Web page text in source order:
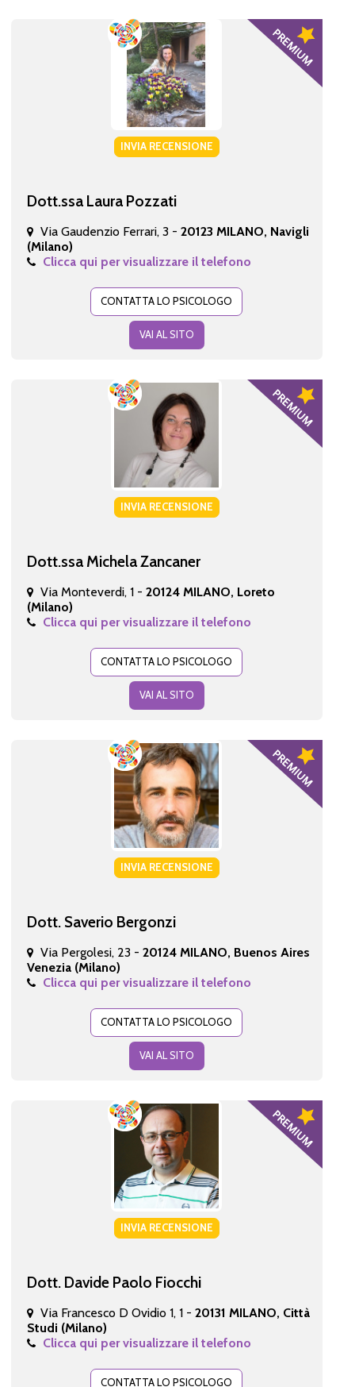
INVIA RECENSIONE
Dott.ssa Laura Pozzati
Via Gaudenzio Ferrari, 3 - 20123 MILANO, Navigli
(Milano)
Clicca qui per visualizzare il telefono
CONTATTA LO PSICOLOGO
VAI AL SITO
INVIA RECENSIONE
Dott.ssa Michela Zancaner
Via Monteverdi, 1 - 20124 MILANO, Loreto
(Milano)
Clicca qui per visualizzare il telefono
CONTATTA LO PSICOLOGO
VAI AL SITO
INVIA RECENSIONE
Dott. Saverio Bergonzi
Via Pergolesi, 23 - 20124 MILANO, Buenos Aires
Venezia (Milano)
Clicca qui per visualizzare il telefono
CONTATTA LO PSICOLOGO
VAI AL SITO
INVIA RECENSIONE
Dott. Davide Paolo Fiocchi
Via Francesco D Ovidio 1, 1 - 20131 MILANO, Città
Studi (Milano)
Clicca qui per visualizzare il telefono
CONTATTA LO PSICOLOGO